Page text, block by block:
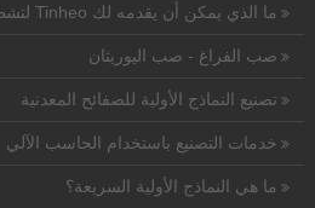
ما الذي يمكن أن يقدمه لك Tinheo لتشطيب الأسطح؟
صب الفراغ - صب اليوريثان
تصنيع النماذج الأولية للصفائح المعدنية
خدمات التصنيع باستخدام الحاسب الآلي
ما هي النماذج الأولية السريعة؟